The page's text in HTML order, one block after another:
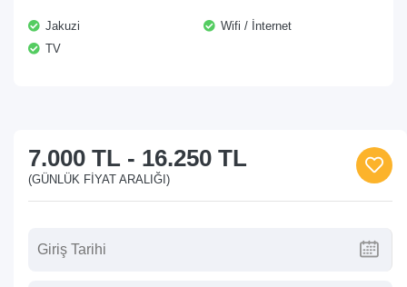
Jakuzi
Wifi / İnternet
TV
7.000 TL - 16.250 TL
(GÜNLÜK FIYAT ARALIĞI)